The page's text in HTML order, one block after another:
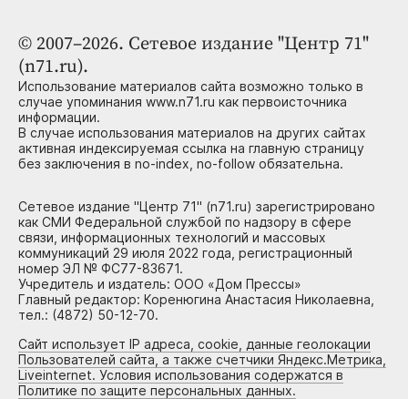
© 2007–2026. Сетевое издание "Центр 71"
(n71.ru).
Использование материалов сайта возможно только в
случае упоминания www.n71.ru как первоисточника
информации.
В случае использования материалов на других сайтах
активная индексируемая ссылка на главную страницу
без заключения в no-index, no-follow обязательна.
Сетевое издание "Центр 71" (n71.ru) зарегистрировано
как СМИ Федеральной службой по надзору в сфере
связи, информационных технологий и массовых
коммуникаций 29 июля 2022 года, регистрационный
номер ЭЛ № ФС77-83671.
Учредитель и издатель: ООО «Дом Прессы»
Главный редактор: Коренюгина Анастасия Николаевна,
тел.: (4872) 50-12-70.
Сайт использует IP адреса, cookie, данные геолокации
Пользователей сайта, а также счетчики Яндекс.Метрика,
Liveinternet. Условия использования содержатся в
Политике по защите персональных данных.